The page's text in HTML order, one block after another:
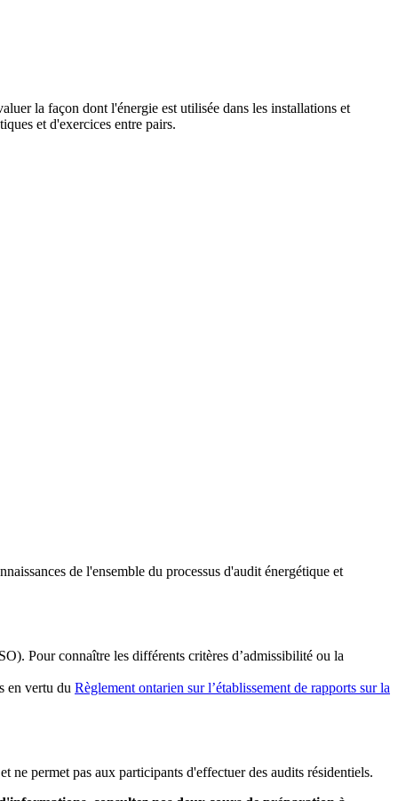
la façon dont l'énergie est utilisée dans les installations et
et d'exercices entre pairs.
de l'ensemble du processus d'audit énergétique et
Pour connaître les différents critères d’admissibilité ou la
en vertu du Règlement ontarien surl’établissement de rapports surla
permet pas aux participants d'effectuer des audits résidentiels.